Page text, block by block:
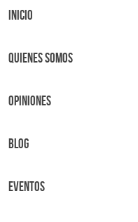
Inicio
Quienes Somos
OPINIONES
BLOG
Eventos